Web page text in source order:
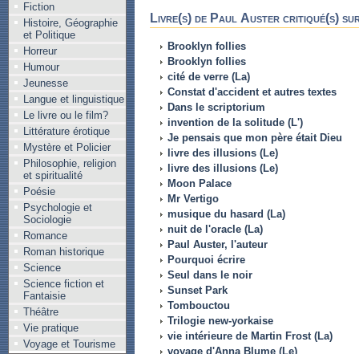
Fiction
Histoire, Géographie
et Politique
Horreur
Humour
Jeunesse
Langue et linguistique
Le livre ou le film?
Littérature érotique
Mystère et Policier
Philosophie, religion
et spiritualité
Poésie
Psychologie et
Sociologie
Romance
Roman historique
Science
Science fiction et
Fantaisie
Théâtre
Vie pratique
Voyage et Tourisme
Livre(s) de Paul Auster critiqué(s)
Brooklyn follies
Brooklyn follies
cité de verre (La)
Constat d'accident et autres textes
Dans le scriptorium
invention de la solitude (L')
Je pensais que mon père était Dieu
livre des illusions (Le)
livre des illusions (Le)
Moon Palace
Mr Vertigo
musique du hasard (La)
nuit de l'oracle (La)
Paul Auster, l'auteur
Pourquoi écrire
Seul dans le noir
Sunset Park
Tombouctou
Trilogie new-yorkaise
vie intérieure de Martin Frost (La)
voyage d'Anna Blume (Le)